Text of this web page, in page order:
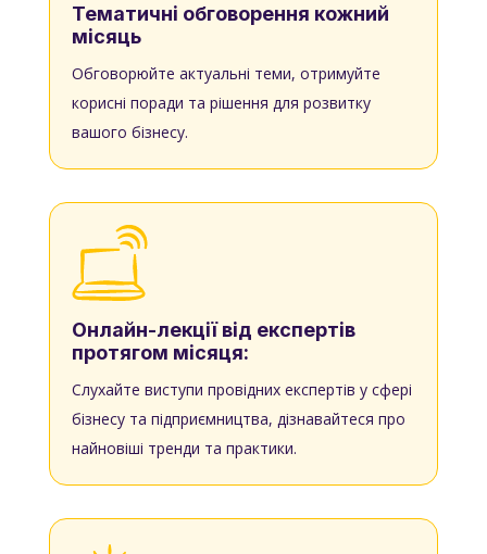
Тематичні обговорення кожний
місяць
Обговорюйте актуальні теми, отримуйте
корисні поради та рішення для розвитку
вашого бізнесу.
Онлайн-лекції від експертів
протягом місяця:
Слухайте виступи провідних експертів у сфері
бізнесу та підприємництва, дізнавайтеся про
найновіші тренди та практики.